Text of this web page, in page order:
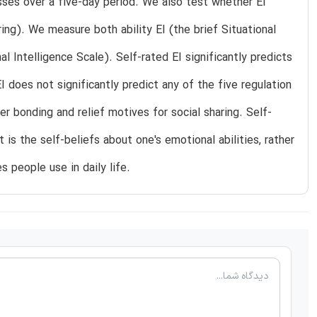
We measure both ability EI (the brief Situational
Intelligence Scale). Self-rated EI significantly predicts
does not significantly predict any of the five regulation
bonding and relief motives for social sharing. Self-
the self-beliefs about one's emotional abilities, rather
people use in daily life.